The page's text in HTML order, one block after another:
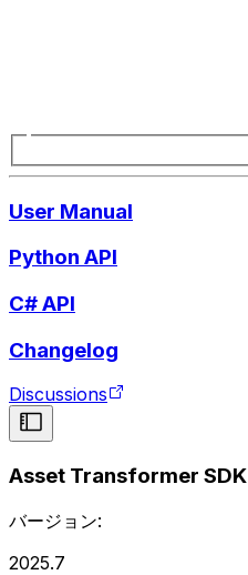
User Manual
Python API
C# API
Changelog
Discussions
Asset Transformer SDK
バージョン:
2025.7